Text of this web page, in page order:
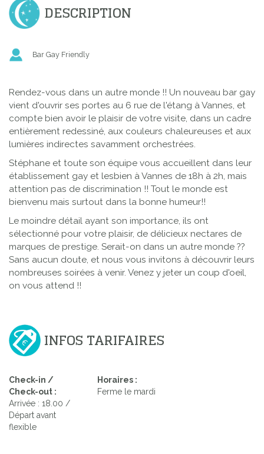
DESCRIPTION
Bar Gay Friendly
Rendez-vous dans un autre monde !! Un nouveau bar gay
vient d'ouvrir ses portes au 6 rue de l'étang à Vannes, et
compte bien avoir le plaisir de votre visite, dans un cadre
entièrement redessiné, aux couleurs chaleureuses et aux
lumières indirectes savamment orchestrées.
Stéphane et toute son équipe vous accueillent dans leur
établissement gay et lesbien à Vannes de 18h à 2h, mais
attention pas de discrimination !! Tout le monde est
bienvenu mais surtout dans la bonne humeur!!
Le moindre détail ayant son importance, ils ont
sélectionné pour votre plaisir, de délicieux nectares de
marques de prestige. Serait-on dans un autre monde ??
Sans aucun doute, et nous vous invitons à découvrir leurs
nombreuses soirées à venir. Venez y jeter un coup d'oeil,
on vous attend !!
INFOS TARIFAIRES
Check-in /
Check-out :
Arrivée : 18.00 /
Départ avant
flexible
Horaires :
Ferme le mardi